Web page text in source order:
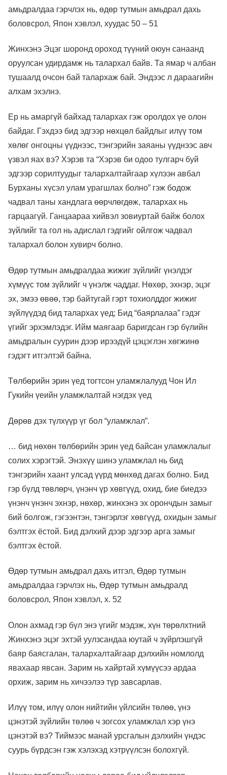
амьдралдаа гэрчлэх нь, өдөр тутмын амьдрал дахь
боловсрол, Япон хэвлэл, хуудас 50 – 51
Жинхэнэ Эцэг шоронд ороход түүний оюун санаанд
оруулсан удирдамж нь талархал байв. Та ямар ч албан
тушаалд очсон бай талархаж бай. Эндээс л дараагийн
алхам эхэлнэ.
Ер нь амаргүй байхад талархах гэж оролдох үе олон
байдаг. Гэхдээ бид эдгээр нөхцөл байдлыг илүү том
хөлөг онгоцны үүднээс, тэнгэрийн заяаны үүднээс авч
үзвэл яах вэ? Хэрэв та “Хэрэв би одоо тулгарч буй
эдгээр сорилтуудыг талархалтайгаар хүлээн авбал
Бурханы хүсэл улам урагшлах болно” гэж бодож
чадвал таны хандлага өөрчлөгдөж, талархах нь
гарцаагүй. Ганцаараа хийвэл зовиуртай байж болох
зүйлийг та гол нь адислал гэдгийг ойлгож чадвал
талархал болон хувирч болно.
Өдөр тутмын амьдралдаа жижиг зүйлийг үнэлдэг
хүмүүс том зүйлийг ч үнэлж чаддаг. Нөхөр, эхнэр, эцэг
эх, эмээ өвөө, тэр байтугай гэрт тохиолддог жижиг
зүйлүүдэд бид талархах үед; Бид “баярлалаа” гэдэг
үгийг эрхэмлэдэг. Ийм маягаар баригдсан гэр бүлийн
амьдралын суурин дээр ирээдүй цэцэглэн хөгжинө
гэдэгт итгэлтэй байна.
Төлбөрийн эрин үед тогтсон уламжлалууд Чон Ил
Гукийн үеийн уламжлалтай нэгдэх үед
Дөрөв дэх түлхүүр үг бол “уламжлал”.
… бид нөхөн төлбөрийн эрин үед байсан уламжлалыг
солих хэрэгтэй. Энэхүү шинэ уламжлал нь бид
тэнгэрийн хаант улсад үүрд мөнхөд дагах болно. Бид
гэр бүлд төвлөрч, үнэнч үр хөвгүүд, охид, бие биедээ
үнэнч үнэнч эхнэр, нөхөр, жинхэнэ эх орончдын замыг
бий болгож, гэгээнтэн, тэнгэрлэг хөвгүүд, охидын замыг
бэлтгэх ёстой. Бид дэлхий дээр эдгээр арга замыг
бэлтгэх ёстой.
Өдөр тутмын амьдрал дахь итгэл, Өдөр тутмын
амьдралдаа гэрчлэх нь, Өдөр тутмын амьдралд
боловсрол, Япон хэвлэл, х. 52
Олон ахмад гэр бүл энэ үгийг мэдэж, хүн төрөлхтний
Жинхэнэ эцэг эхтэй уулзсандаа юутай ч зүйрлэшгүй
баяр баясгалан, талархалтайгаар дэлхийн номлолд
явахаар явсан. Зарим нь хайртай хүмүүсээ ардаа
орхиж, зарим нь хичээлээ түр завсарлав.
Илүү том, илүү олон нийтийн үйлсийн төлөө, үнэ
цэнэтэй зүйлийн төлөө ч зогсох уламжлал хэр үнэ
цэнэтэй вэ? Тиймээс манай урсгалын дэлхийн үндэс
суурь бүрдсэн гэж хэлэхэд хэтрүүлсэн болохгүй.